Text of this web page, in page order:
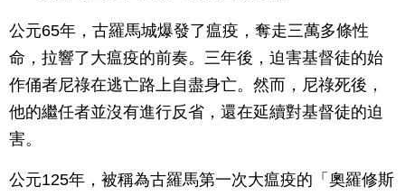
公元65年，古羅馬城爆發了瘟疫，奪走三萬多條性
命，拉響了大瘟疫的前奏。三年後，迫害基督徒的始
作俑者尼祿在逃亡路上自盡身亡。然而，尼祿死後，
他的繼任者並沒有進行反省，還在延續對基督徒的迫
害。
公元125年，被稱為古羅馬第一次大瘟疫的「奧羅修斯